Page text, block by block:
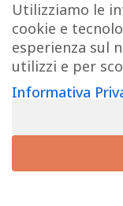
Utilizziamo le
cookie e
esperienza sul
utilizzi e per
Informativa